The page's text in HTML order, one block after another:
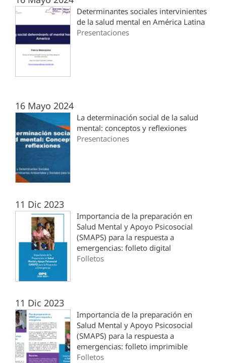
Determinantes sociales intervinientes
de la salud mental en América Latina
Presentaciones
16 Mayo 2024
La determinación social de la salud
mental: conceptos y reflexiones
Presentaciones
11 Dic 2023
Importancia de la preparación en
Salud Mental y Apoyo Psicosocial
(SMAPS) para la respuesta a
emergencias: folleto digital
Folletos
11 Dic 2023
Importancia de la preparación en
Salud Mental y Apoyo Psicosocial
(SMAPS) para la respuesta a
emergencias: folleto imprimible
Folletos